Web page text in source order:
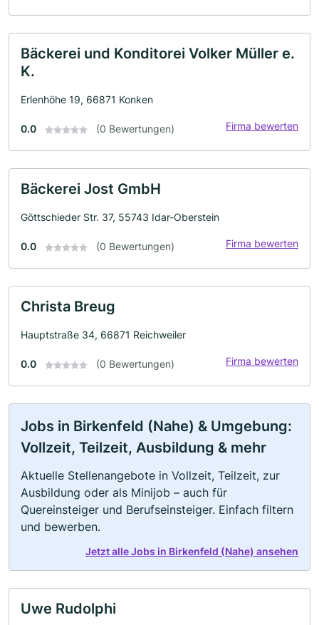
Bäckerei und Konditorei Volker Müller e.
K.
Erlenhöhe 19, 66871 Konken
0.0 (0 Bewertungen) Firma bewerten
Bäckerei Jost GmbH
Göttschieder Str. 37, 55743 Idar-Oberstein
0.0 (0 Bewertungen) Firma bewerten
Christa Breug
Hauptstraße 34, 66871 Reichweiler
0.0 (0 Bewertungen) Firma bewerten
Jobs in Birkenfeld (Nahe) & Umgebung:
Vollzeit, Teilzeit, Ausbildung & mehr
Aktuelle Stellenangebote in Vollzeit, Teilzeit, zur
Ausbildung oder als Minijob – auch für
Quereinsteiger und Berufseinsteiger. Einfach filtern
und bewerben.
Jetzt alle Jobs in Birkenfeld (Nahe) ansehen
Uwe Rudolphi